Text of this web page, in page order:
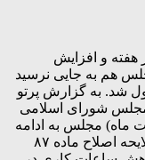
و افزایش
هم به جایی نرسید
شد. به گزارش پرتو
مجلس شورای اسلامی
(سه‌شنبه ۲۵ اردیبهشت ماه) مجلس به ادامه
بررسی گزارش کمیسیون اجتماعی درباره لایحه اصلاح ماده ۸۷